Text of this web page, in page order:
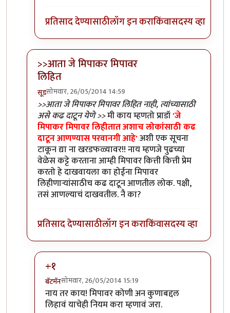
प्रतिसाद देण्यासाठीलॉग इन कराकिंवासदस्य व्हा
>>आता जे मिपाकर मिपावर
लिहित
सूडसोमवार, 26/05/2014 14:59
In reply toशुभेच्छा...!!!byप्रा.डॉ.दिलीप बिरुटे
>>आता जे मिपाकर मिपावर लिहित नाही, त्यांच्यासाठी
असे कढ दाटून येणे >>मी काय म्हणतो प्राडॉ'जे
मिपाकर मिपावर लिहीतात अशाच लोकांसाठी कढ
दाटून आणण्यास परवानगी आहे'अशी एक सूचना
टाकून द्या ना खरडफळ्यावर!! नाय म्हणजे पुढच्या
वेळेस कट्टे करताना आम्ही मिपावर कित्ती कित्ती प्रेम
करतो हे दाखवायला का होईना मिपावर
लिहीणार्‍यांसाठीच कढ दाटून आणतील लोक. पक्षी,
तसं आणल्याचं दाखवतील. नै का?
प्रतिसाद देण्यासाठीलॉग इन कराकिंवासदस्य व्हा
+१
बॅटमॅनसोमवार, 26/05/2014 15:19
In reply to>>आता जे मिपाकर मिपावर लिहित
नाय तर काय! मिपावर कोणी अन कुणाबद्दल
लिहावं याचेही नियम करा म्हणावं जरा.